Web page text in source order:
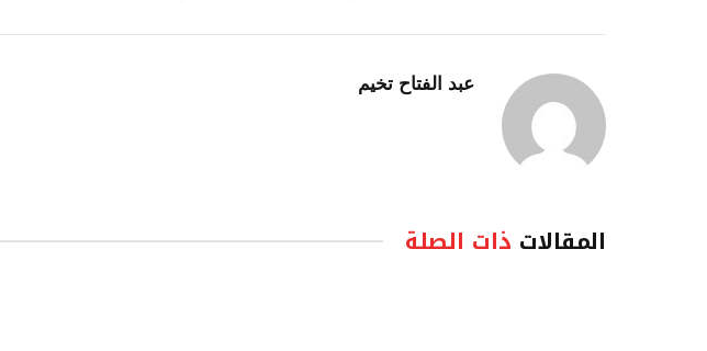
عبد الفتاح تخيم
المقالات ذات الصلة